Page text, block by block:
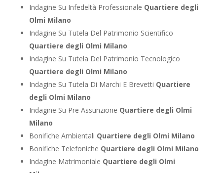
Indagine Su Infedeltà Professionale Quartiere degli
Olmi Milano
Indagine Su Tutela Del Patrimonio Scientifico
Quartiere degli Olmi Milano
Indagine Su Tutela Del Patrimonio Tecnologico
Quartiere degli Olmi Milano
Indagine Su Tutela Di Marchi E Brevetti Quartiere
degli Olmi Milano
Indagine Su Pre Assunzione Quartiere degli Olmi
Milano
Bonifiche Ambientali Quartiere degli Olmi Milano
Bonifiche Telefoniche Quartiere degli Olmi Milano
Indagine Matrimoniale Quartiere degli Olmi